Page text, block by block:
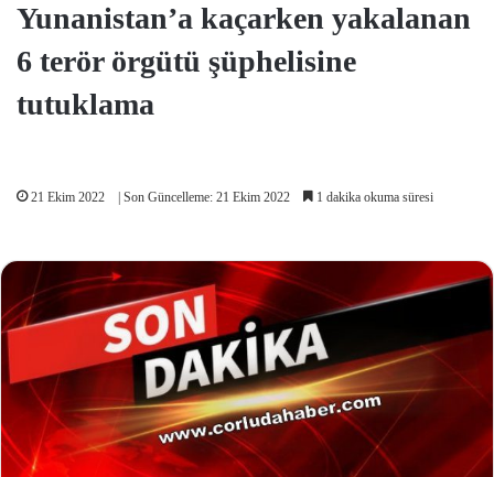
Yunanistan’a kaçarken yakalanan
6 terör örgütü şüphelisine
tutuklama
21 Ekim 2022 | Son Güncelleme: 21 Ekim 2022 1 dakika okuma süresi